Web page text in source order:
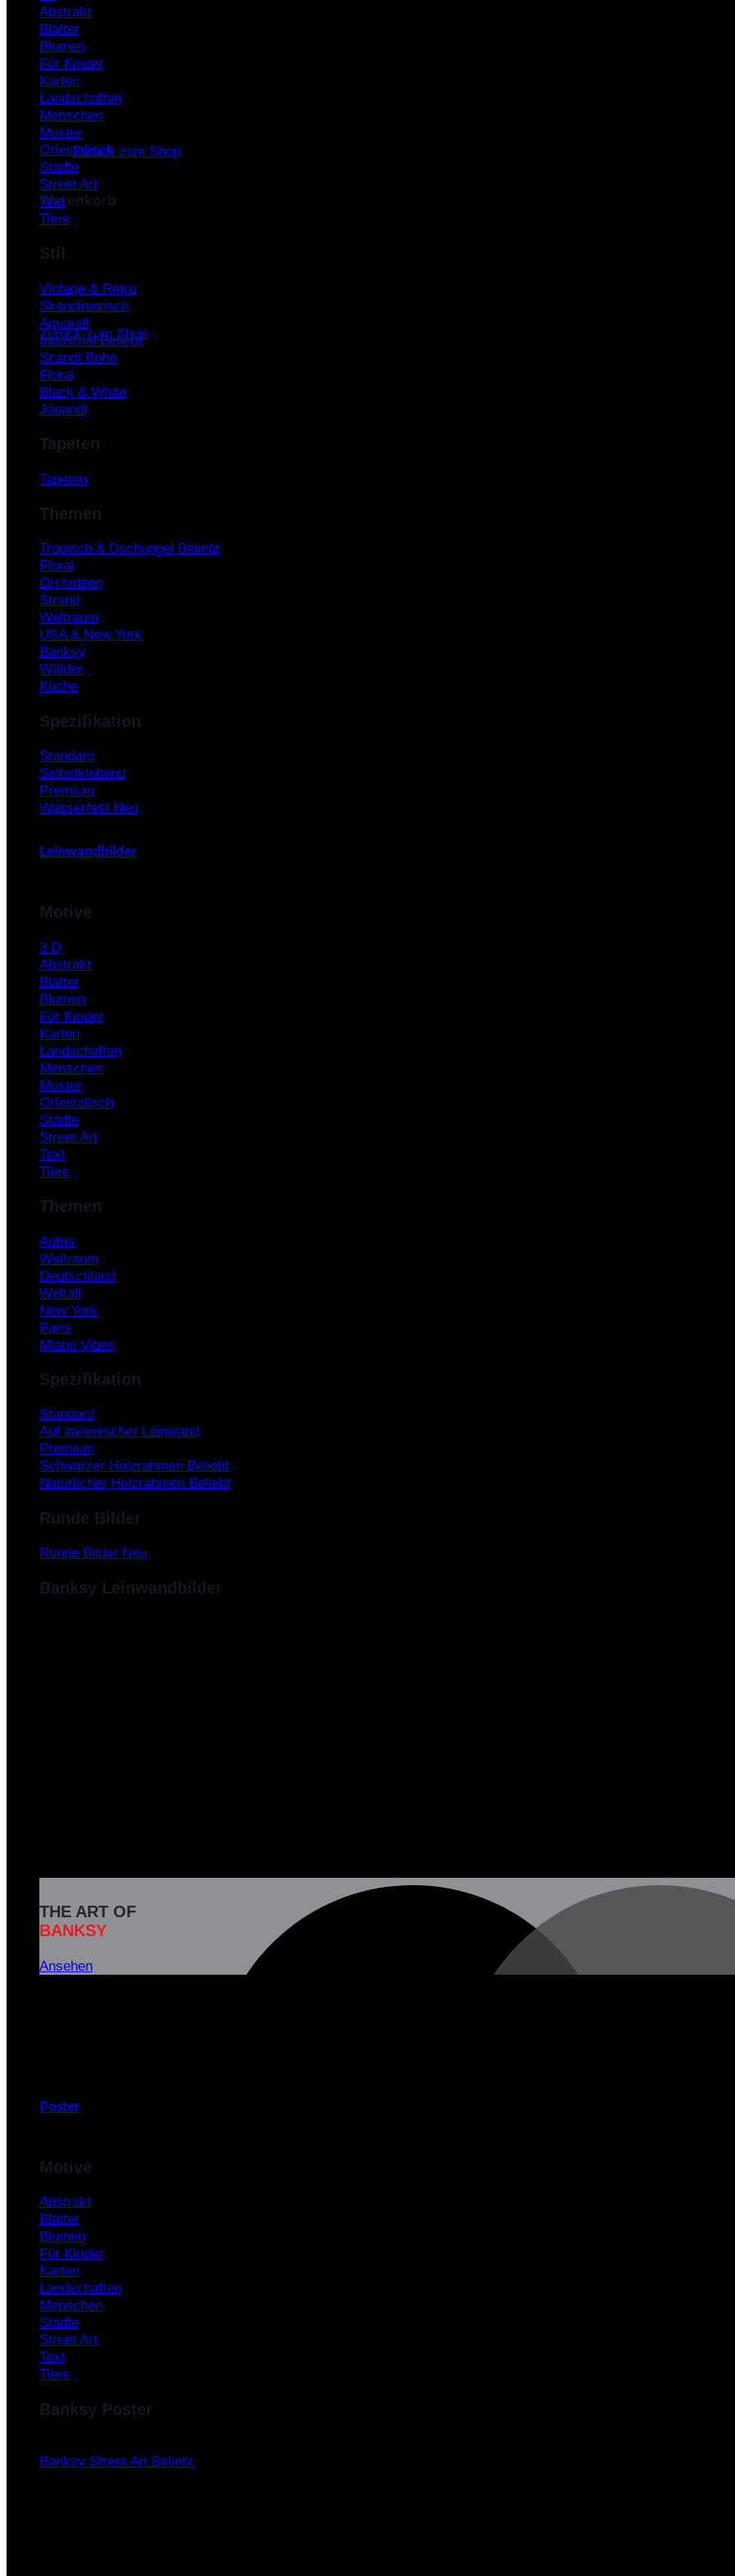
Warenkorb /
Es befinden sich keine Produkte im Warenkorb.
Zurück zum Shop
Warenkorb
Es befinden sich keine Produkte im Warenkorb.
Zurück zum Shop
Abstrakt
Blätter
Blumen
Für Kinder
Karten
Landschaften
Menschen
Muster
Orientalisch
Städte
Street Art
Text
Tiere
Stil
Vintage & Retro
Skandinavisch
Aquarell
Industrial
Scandi Boho
Floral
Black & White
Japandi
Tapeten
Tapeten
Themen
Tropisch & Dschungel
Floral
Orchideen
Strand
Weltraum
USA & New York
Banksy
Wälder
Küche
Spezifikation
Standard
Selbstklebend
Premium
Wasserfest
Leinwandbilder
Motive
3 D
Abstrakt
Blätter
Blumen
Für Kinder
Karten
Landschaften
Menschen
Muster
Orientalisch
Städte
Street Art
Text
Tiere
Themen
Autos
Weltraum
Deutschland
Weltall
New York
Paris
Miami Vibes
Spezifikation
Standard
Auf italienischer Leinwand
Premium
Schwarzer Holzrahmen
Natürlicher Holzrahmen
Runde Bilder
Runde Bilder
Banksy Leinwandbilder
THE ART OF
BANKSY
Ansehen
Poster
Motive
Abstrakt
Blätter
Blumen
Für Kinder
Karten
Landschaften
Menschen
Städte
Street Art
Text
Tiere
Banksy Poster
Banksy Street Art